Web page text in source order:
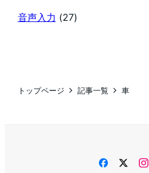
音声入力 (27)
トップページ 記事一覧 車
facebook